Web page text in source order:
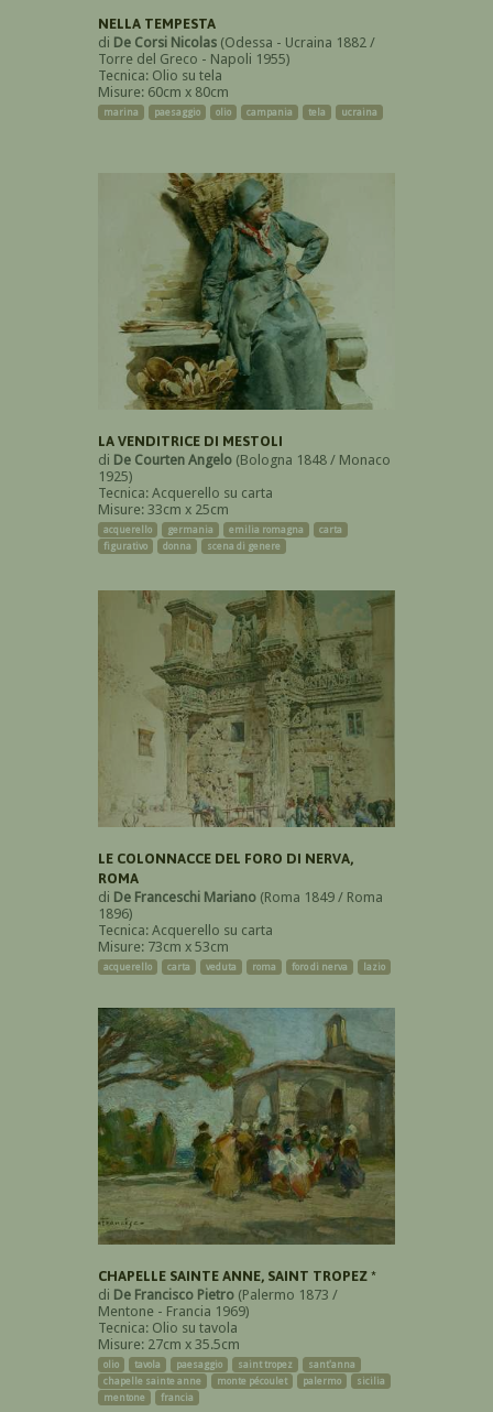
NELLA TEMPESTA
di De Corsi Nicolas (Odessa - Ucraina 1882 /
Torre del Greco - Napoli 1955)
Tecnica: Olio su tela
Misure: 60cm x 80cm
marina paesaggio olio campania tela ucraina
LA VENDITRICE DI MESTOLI
di De Courten Angelo (Bologna 1848 / Monaco
1925)
Tecnica: Acquerello su carta
Misure: 33cm x 25cm
acquerello germania emilia romagna
carta
figurativo
donna scena di genere
LE COLONNACCE DEL FORO DI NERVA,
ROMA
di De Franceschi Mariano (Roma 1849 / Roma
1896)
Tecnica: Acquerello su carta
Misure: 73cm x 53cm
acquerello carta veduta roma foro di nerva lazio
CHAPELLE SAINTE ANNE, SAINT TROPEZ *
di De Francisco Pietro (Palermo 1873 /
Mentone - Francia 1969)
Tecnica: Olio su tavola
Misure: 27cm x 35.5cm
olio tavola paesaggio saint tropez
sant'anna
chapelle sainte anne
monte pécoulet palermo
sicilia
mentone
francia